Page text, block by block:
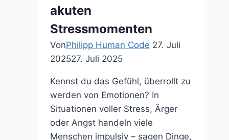
akuten
Stressmomenten
VonPhilipp Human Code 27. Juli
202527. Juli 2025
Kennst du das Gefühl, überrollt zu
werden von Emotionen? In
Situationen voller Stress, Ärger
oder Angst handeln viele
Menschen impulsiv – sagen Dinge,